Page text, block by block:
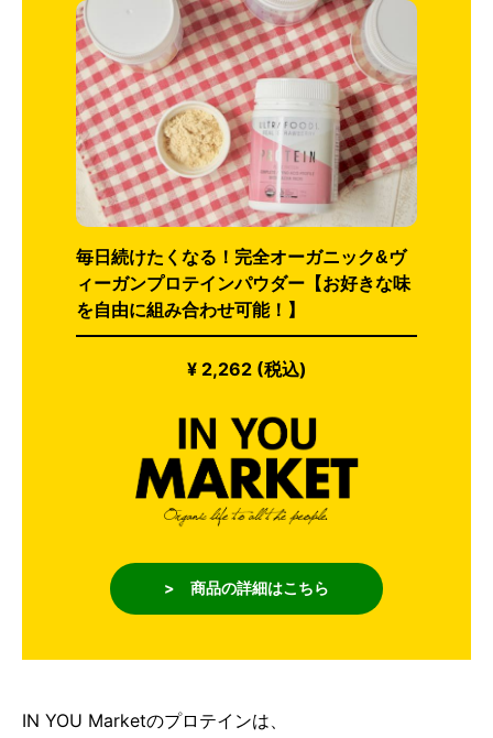
毎日続けたくなる！完全オーガニック&ヴ
ィーガンプロテインパウダー【お好きな味
を自由に組み合わせ可能！】
¥ 2,262 (税込)
> 商品の詳細はこちら
IN YOU Marketのプロテインは、